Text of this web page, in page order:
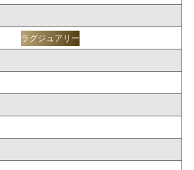
ラグジュアリー